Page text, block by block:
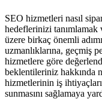
SEO hizmetleri nasıl
hedeflerinizi
üzere birkaç önemli
uzmanlıklarına, geçmiş
hizmetlere göre
beklentileriniz hakkında
hizmetlerinin iş
sunmasını sağlamaya